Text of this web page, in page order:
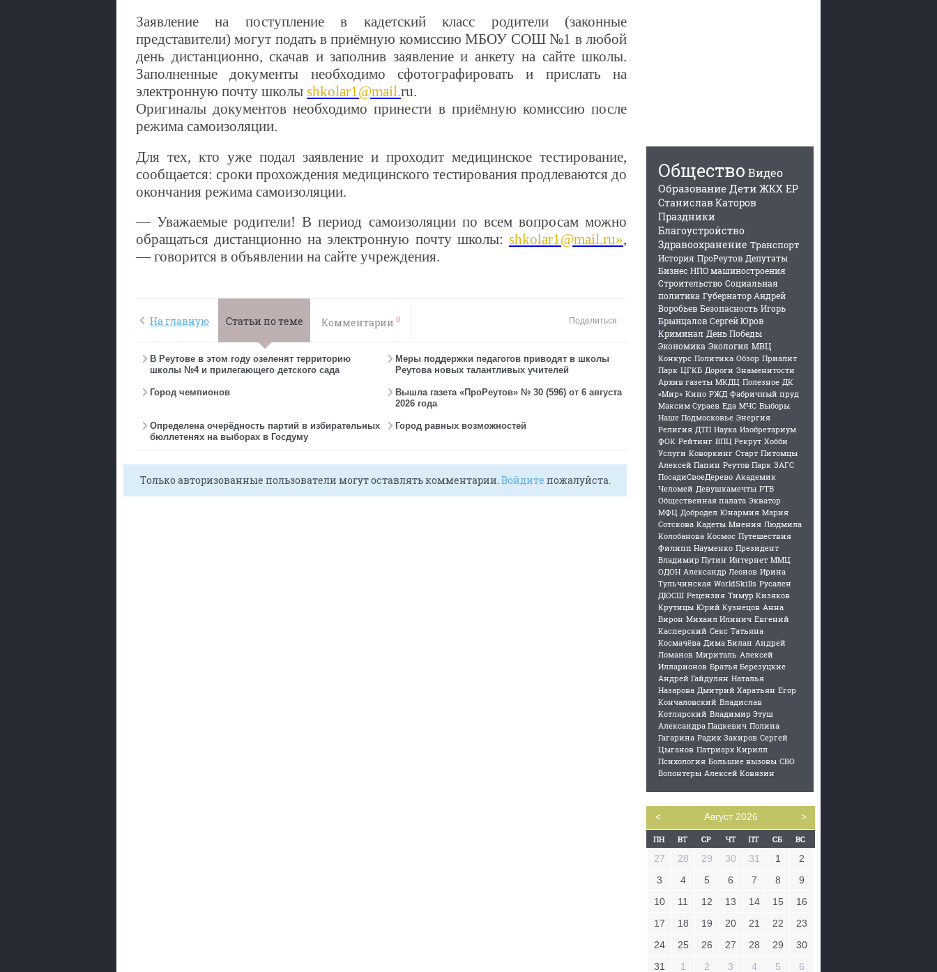
Заявление на поступление в кадетский класс родители (законные
представители) могут подать в приёмную комиссию МБОУ СОШ №1 в любой
день дистанционно, скачав и заполнив заявление и анкету на сайте школы.
Заполненные документы необходимо сфотографировать и прислать на
электронную почту школы shkolar1@mail.ru.
Оригиналы документов необходимо принести в приёмную комиссию после
режима самоизоляции.
Для тех, кто уже подал заявление и проходит медицинское тестирование,
сообщается: сроки прохождения медицинского тестирования продлеваются до
окончания режима самоизоляции.
— Уважаемые родители! В период самоизоляции по всем вопросам можно
обращаться дистанционно на электронную почту школы: shkolar1@mail.ru»,
— говорится в объявлении на сайте учреждения.
На главную Статьи по теме Комментарии 0 Поделиться:
В Реутове в этом году озеленят территорию
школы №4 и прилегающего детского сада
Меры поддержки педагогов приводят в школы
Реутова новых талантливых учителей
Город чемпионов
Вышла газета «ПроРеутов» № 30 (596) от 6 августа
2026 года
Определена очерёдность партий в избирательных
бюллетенях на выборах в Госдуму
Город равных возможностей
Только авторизованные пользователи могут оставлять комментарии.Войдите пожалуйста.
Общество Видео
Образование Дети ЖКХ ЕР
Станислав Каторов
Праздники
Благоустройство
Здравоохранение Транспорт
История ПроРеутов Депутаты
Бизнес НПО машиностроения
Строительство Социальная
политика Губернатор Андрей
Воробьев Безопасность Игорь
Брынцалов Сергей Юров
Криминал День Победы
Экономика Экология МВЦ
Конкурс Политика Обзор Приалит
Парк ЦГКБ Дороги Знаменитости
Архив газеты МКДЦ Полезное ДК
«Мир» Кино РЖД Фабричный пруд
Максим Сураев Еда МЧС Выборы
Наше Подмосковье Энергия
Религия ДТП Наука Изобретариум
ФОК Рейтинг ВПЦ Рекрут Хобби
Услуги Коворкинг Старт Питомцы
Алексей Папин Реутов Парк ЗАГС
ПосадиСвоеДерево Академик
Челомей Девушкамечты РТВ
Общественная палата Экватор
МФЦ Добродел Юнармия Мария
Сотскова Кадеты Мнения Людмила
Колобанова Космос Путешествия
Филипп Науменко Президент
Владимир Путин Интернет ММЦ
ОДОН Александр Леонов Ирина
Тульчинская WorldSkills Русален
ДЮСШ Рецензия Тимур Кизяков
Крутицы Юрий Кузнецов Анна
Вирон Михаил Илинич Евгений
Касперский Секс Татьяна
Космачёва Дима Билан Андрей
Ломанов Мириталь Алексей
Илларионов Братья Березуцкие
Андрей Гайдулян Наталья
Назарова Дмитрий Харатьян Егор
Кончаловский Владислав
Котлярский Владимир Этуш
Александра Пацкевич Полина
Гагарина Радик Закиров Сергей
Цыганов Патриарх Кирилл
Психология Большие вызовы СВО
Волонтеры Алексей Ковязин
< Август 2026 >
27 28 29 30 31 1
2
3
4 5 6 7 8
9
10
11 12 13 14 15
16
17
18 19 20 21 22
23
24
25 26 27 28 29
30
31
1 2 3 4 5 6